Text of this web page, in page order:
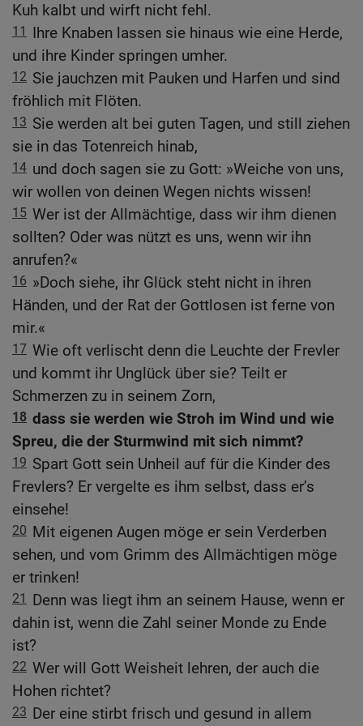
Kuh kalbt und wirft nicht fehl.
11
Ihre Knaben lassen sie hinaus wie eine Herde,
und ihre Kinder springen umher.
12 Sie jauchzen mit Pauken und Harfen und sind
fröhlich mit Flöten.
13 Sie werden alt bei guten Tagen, und still ziehen
sie in das Totenreich hinab,
14 und doch sagen sie zu Gott: »Weiche von uns,
wir wollen von deinen Wegen nichts wissen!
15 Wer ist der Allmächtige, dass wir ihm dienen
sollten? Oder was nützt es uns, wenn wir ihn
anrufen?«
16 »Doch siehe, ihr Glück steht nicht in ihren
Händen, und der Rat der Gottlosen ist ferne von
mir.«
17 Wie oft verlischt denn die Leuchte der Frevler
und kommt ihr Unglück über sie? Teilt er
Schmerzen zu in seinem Zorn,
18 dass sie werden wie Stroh im Wind und wie
Spreu, die der Sturmwind mit sich nimmt?
19 Spart Gott sein Unheil auf für die Kinder des
Frevlers? Er vergelte es ihm selbst, dass er’s
einsehe!
20 Mit eigenen Augen möge er sein Verderben
sehen, und vom Grimm des Allmächtigen möge
er trinken!
21
Denn was liegt ihm an seinem Hause, wenn er
dahin ist, wenn die Zahl seiner Monde zu Ende
ist?
22 Wer will Gott Weisheit lehren, der auch die
Hohen richtet?
23 Der eine stirbt frisch und gesund in allem